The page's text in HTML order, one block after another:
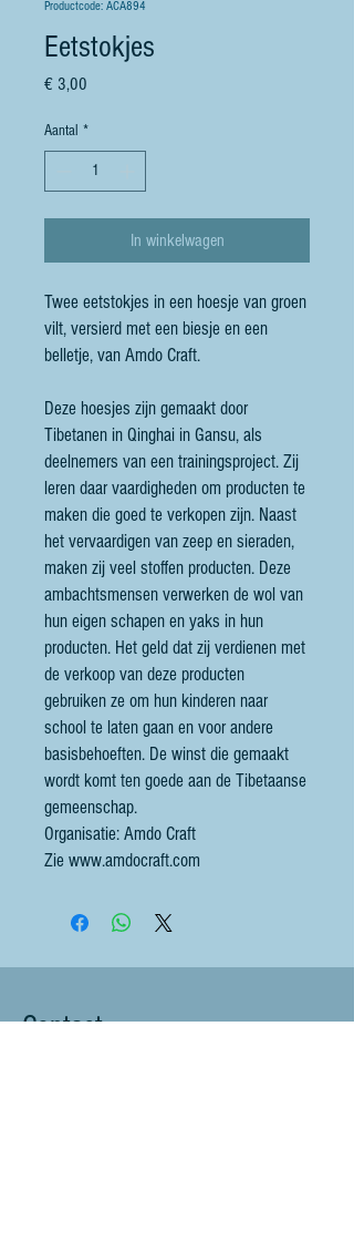
Productcode: ACA894
Eetstokjes
€ 3,00
Aantal *
In winkelwagen
Twee eetstokjes in een hoesje van groen
vilt, versierd met een biesje en een
belletje, van Amdo Craft.
Deze hoesjes zijn gemaakt door
Tibetanen in Qinghai in Gansu, als
deelnemers van een trainingsproject. Zij
leren daar vaardigheden om producten te
maken die goed te verkopen zijn. Naast
het vervaardigen van zeep en sieraden,
maken zij veel stoffen producten. Deze
ambachtsmensen verwerken de wol van
hun eigen schapen en yaks in hun
producten. Het geld dat zij verdienen met
de verkoop van deze producten
gebruiken ze om hun kinderen naar
school te laten gaan en voor andere
basisbehoeften. De winst die gemaakt
wordt komt ten goede aan de Tibetaanse
gemeenschap.
Organisatie: Amdo Craft
Zie www.amdocraft.com
Contact